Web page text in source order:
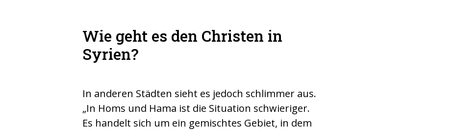
Wie geht es den Christen in
Syrien?
In anderen Städten sieht es jedoch schlimmer aus.
„In Homs und Hama ist die Situation schwieriger.
Es handelt sich um ein gemischtes Gebiet, in dem